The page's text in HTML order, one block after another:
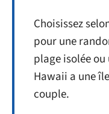
Choisissez
pour une
plage isolée
Hawaii a une
couple.